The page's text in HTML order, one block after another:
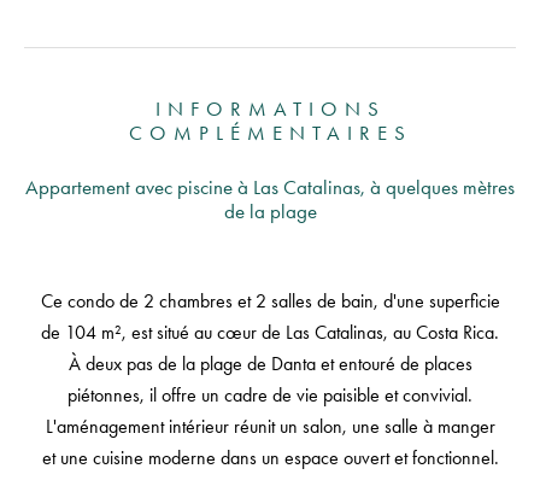
INFORMATIONS
COMPLÉMENTAIRES
Appartement avec piscine à Las Catalinas, à quelques mètres
de la plage
Ce condo de 2 chambres et 2 salles de bain, d'une superficie
de 104 m², est situé au cœur de Las Catalinas, au Costa Rica.
À deux pas de la plage de Danta et entouré de places
piétonnes, il offre un cadre de vie paisible et convivial.
L'aménagement intérieur réunit un salon, une salle à manger
et une cuisine moderne dans un espace ouvert et fonctionnel.